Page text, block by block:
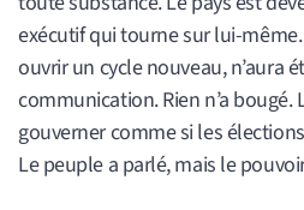
exécutif qui tourne sur lui-
ouvrir un cycle nouveau, n’aura
communication. Rien n’a
gouverner comme si les
Le peuple a parlé, mais le